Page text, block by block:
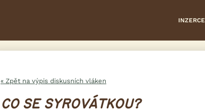
INZERCE
« Zpět na výpis diskusních vláken
CO SE SYROVÁTKOU?